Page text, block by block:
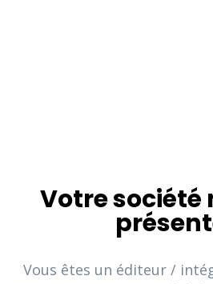
Votre société
Vous êtes un éditeur /